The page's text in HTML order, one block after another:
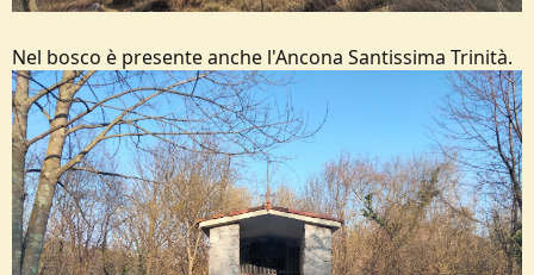
Nel bosco è presente anche l'Ancona Santissima Trinità.